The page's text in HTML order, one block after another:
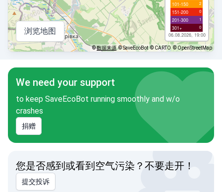
101-150 2
151-200 0
201-300 1
301+ 0
06.08.2026, 19:00
浏览地图
©数据来源 © SaveEcoBot © CARTO © OpenStreetMap
We need your support
to keep SaveEcoBot running smoothly and w/o
crashes
捐赠
您是否感到或看到空气污染？不要走开！
提交投诉